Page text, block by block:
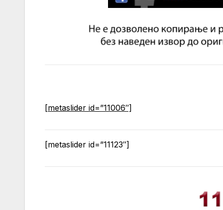
[metaslider id=”11006″]
[metaslider id=”11123″]